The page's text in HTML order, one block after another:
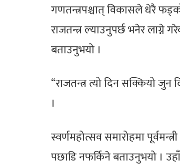
गणतन्त्रपश्चात् विकासले धेरै
राजतन्त्र ल्याउनुपर्छ भनेर
बताउनुभयो ।
“राजतन्त्र त्यो दिन सक्कियो जुन
।
स्वर्णमहोत्सव समारोहमा
पछाडि नफर्किने बताउनुभयो ।